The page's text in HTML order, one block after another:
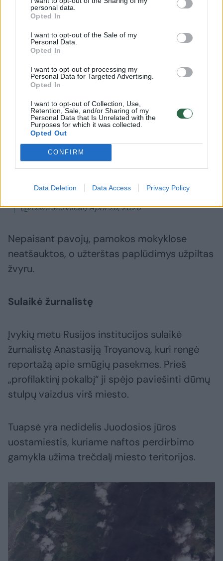
personal data.
Opted In
I want to opt-out of the Sale of my
Personal Data.
Opted In
I want to opt-out of processing my
Personal Data for Targeted Advertising.
Opted In
I want to opt-out of Collection, Use,
Retention, Sale, and/or Sharing of my
Personal Data that Is Unrelated with the
Purposes for which it was collected.
Opted Out
CONFIRM
Data Deletion Data Access Privacy Policy
gyventojų evakuaciją iš Koškino ir Puškino
gatvių.
Valstybinė vartotojų priežiūros tarnyba
„Rospotrebnadzor“ paragino gyventojus neiti
į lauką ir neatidaryti langų, tačiau oficialiai
duomenys apie toksinių medžiagų viršijimą
nebuvo paskelbti.
Russia’s Tuapse oil refinery is now burning out of
control this morning after an overnight Ukrainian
drone raid. Locals report that additional oil storage
(@Osinttechnical) April 28, 2026
Nepaisant pavojų, pamokos mokyklose
neatšauktos, o užterštas paplūdimys užpiltas
žvyru.
Sulaikė žurnalistę
Įvykių metu Rusijos institucijos sulaikė
žurnalistę Anastasiją Troyanovą, kuri rengė
reportažą apie smūgių pasekmes. Prieš
„profilaktinį pokalbį“ ji spėjo paviešinti dūmų
stulpų vaizdus virš miesto.
Tuapsė yra nedidelis Juodosios jūros
uostamiestis, kuriame naftos perdirbimo
gamykla užima trečdalį miesto teritorijos.